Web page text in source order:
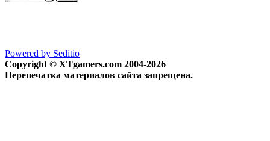
Powered by Seditio
Copyright © XTgamers.com 2004-2026
Перепечатка материалов сайта запрещена.